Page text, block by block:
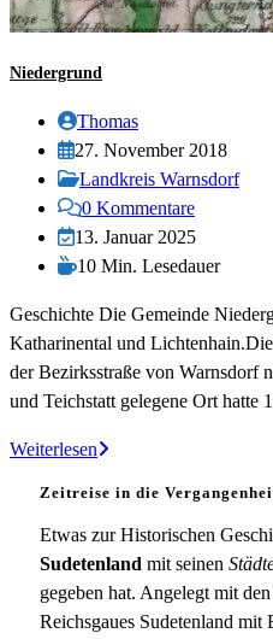
Niedergrund
Beitrags-
Autor:
Thomas
Beitrag
veröffentlicht:
27. November 2018
Beitrags-
Kategorie:
Landkreis Warnsdorf
Beitrags-
Kommentare:
0 Kommentare
Beitrag
zuletzt
am:
13. Januar 2025
Lesedauer:
10 Min. Lesedauer
Geschichte Die Gemeinde
Katharinental und
der Bezirksstraße von Warnsdorf
und Teichstatt gelegene Ort
WeiterlesenNiedergrund
Zeitreise in die
Etwas zur Historischen
Sudetenland mit seinen
gegeben hat. Angelegt mit
Reichsgaues Sudetenland